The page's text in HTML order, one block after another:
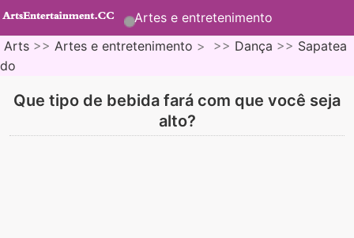
Artes e entretenimento
Arts >> Artes e entretenimento > >> Dança >> Sapatea
do
Que tipo de bebida fará com que você seja
alto?